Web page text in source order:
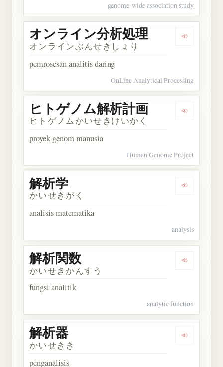
genome-wide association study
Dengarkan
オンライン分析処理
オンラインぶんせきしょり
pemrosesan analitis daring
OnLine Analytical Processing
Dengarkan
ヒトゲノム解析計画
ヒトゲノムかいせきけいかく
proyek genom manusia
Human Genome Project
Dengarkan
解析学
かいせきがく
analisis matematika
analysis
Dengarkan
解析関数
かいせきかんすう
fungsi analitik
analytic function
Dengarkan
解析器
かいせきき
penganalisis